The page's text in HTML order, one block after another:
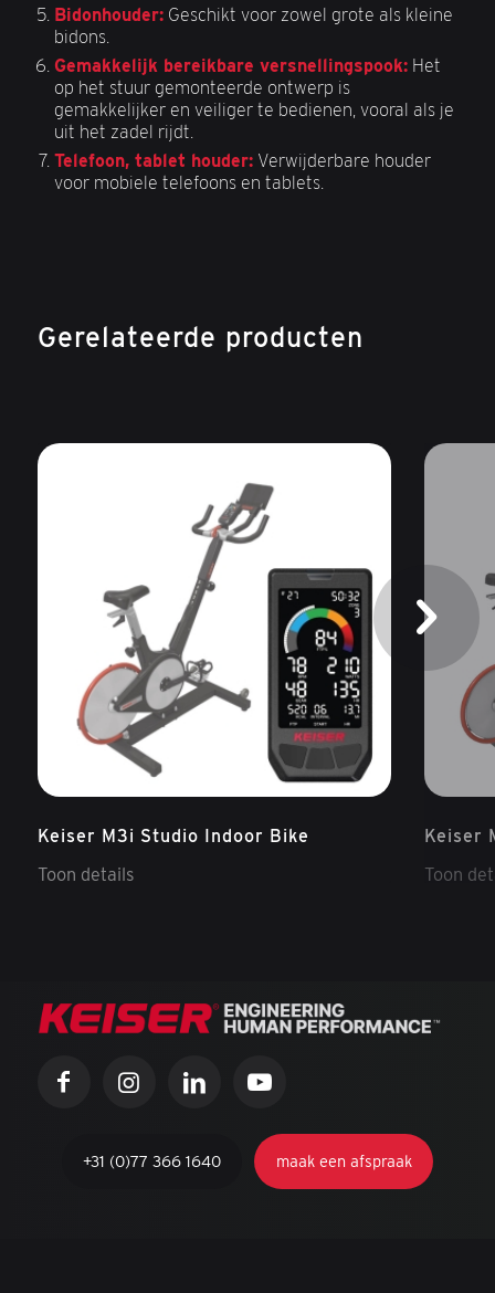
Bidonhouder:Geschikt voor zowel grote als kleine
bidons.
Gemakkelijk bereikbare versnellingspook:Het
op het stuur gemonteerde ontwerp is
gemakkelijker en veiliger te bedienen, vooral als je
uit het zadel rijdt.
Telefoon, tablet houder:Verwijderbare houder
voor mobiele telefoons en tablets.
Gerelateerde producten
Keiser M3i Studio Indoor Bike
Toon details
Keiser
Toon
+31 (0)77 366 1640 maak een afspraak